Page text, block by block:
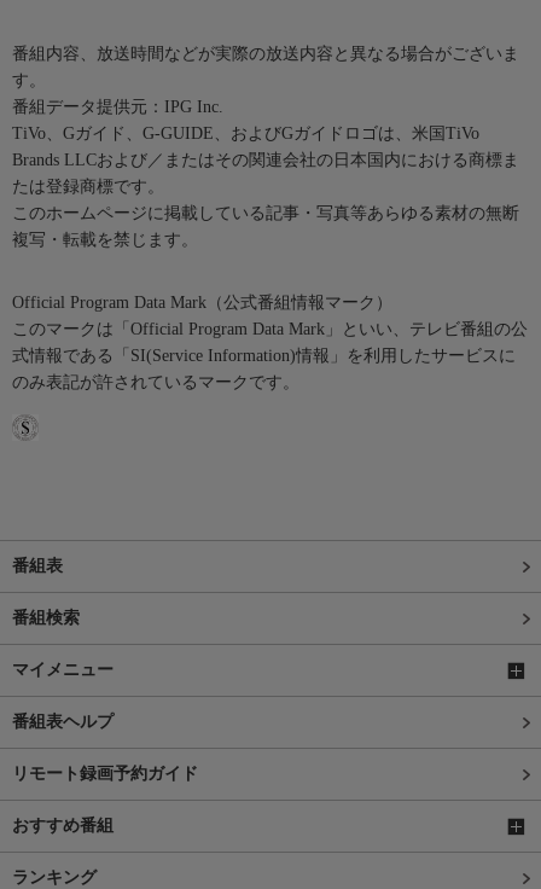
番組内容、放送時間などが実際の放送内容と異なる場合がございま
す。
番組データ提供元：IPG Inc.
TiVo、Gガイド、G-GUIDE、およびGガイドロゴは、米国TiVo
Brands LLCおよび／またはその関連会社の日本国内における商標ま
たは登録商標です。
このホームページに掲載している記事・写真等あらゆる素材の無断
複写・転載を禁じます。
Official Program Data Mark（公式番組情報マーク）
このマークは「Official Program Data Mark」といい、テレビ番組の公
式情報である「SI(Service Information)情報」を利用したサービスに
のみ表記が許されているマークです。
番組表
番組検索
マイメニュー
番組表ヘルプ
リモート録画予約ガイド
おすすめ番組
ランキング